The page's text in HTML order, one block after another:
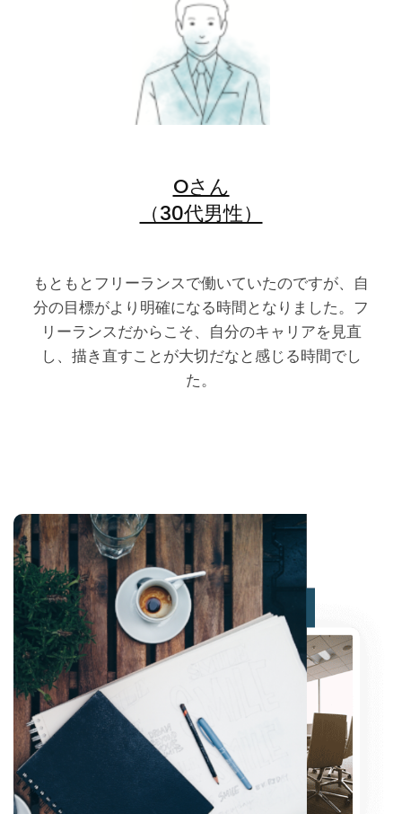
Oさん
（30代男性）
もともとフリーランスで働いていたのですが、自
分の目標がより明確になる時間となりました。フ
リーランスだからこそ、自分のキャリアを見直
し、描き直すことが大切だなと感じる時間でし
た。